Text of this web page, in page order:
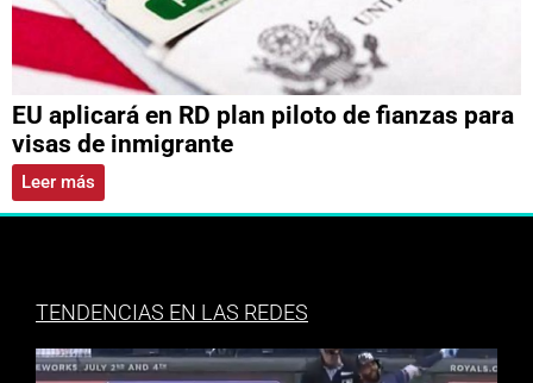
EU aplicará en RD plan piloto de fianzas para
visas de inmigrante
Leer más
TENDENCIAS EN LAS REDES